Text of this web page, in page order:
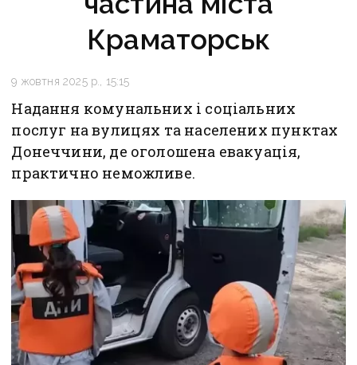
Краматорськ
9 жовтня 2025 р., 15:15
Надання комунальних і соціальних
послуг на вулицях та населених пунктах
Донеччини, де оголошена евакуація,
практично неможливе.